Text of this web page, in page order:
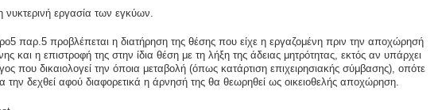
εργασία των εγκύων.
παρ.5 προβλέπεται η διατήρηση της θέσης που είχε η εργαζομένη πριν την αποχώρησή
και η επιστροφή της στην ίδια θέση με τη λήξη της άδειας μητρότητας, εκτός αν υπάρχει
που δικαιολογεί την όποια μεταβολή (όπως κατάρτιση επιχειρησιακής σύμβασης), οπότε
την δεχθεί αφού διαφορετικά η άρνησή της θα θεωρηθεί ως οικειοθελής αποχώρηση.